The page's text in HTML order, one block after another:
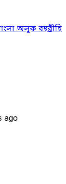
অলুক বহুব্রীহি
ago